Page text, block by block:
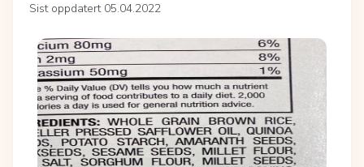
Sist oppdatert 05.04.2022